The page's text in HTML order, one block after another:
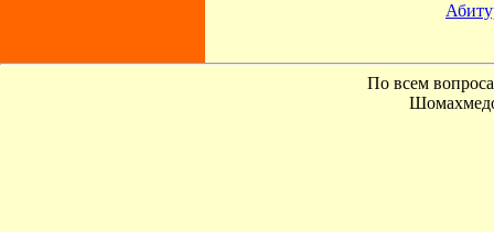
По всем